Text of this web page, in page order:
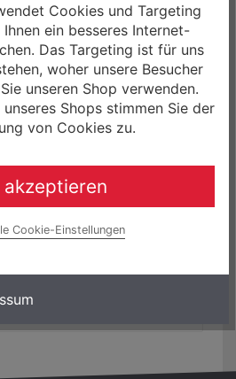
RX 610 1 Fazua 430Wh
5.999,00 € *
0% Finanzierung möglich
Laufzeit bis zu 60 Monaten
Informationen
Cookies und Targeting
ein besseres Internet-
Das Targeting ist für uns
woher unsere Besucher
unseren Shop verwenden.
Shops stimmen Sie der
von Cookies zu.
akzeptieren
Cookie-Einstellungen